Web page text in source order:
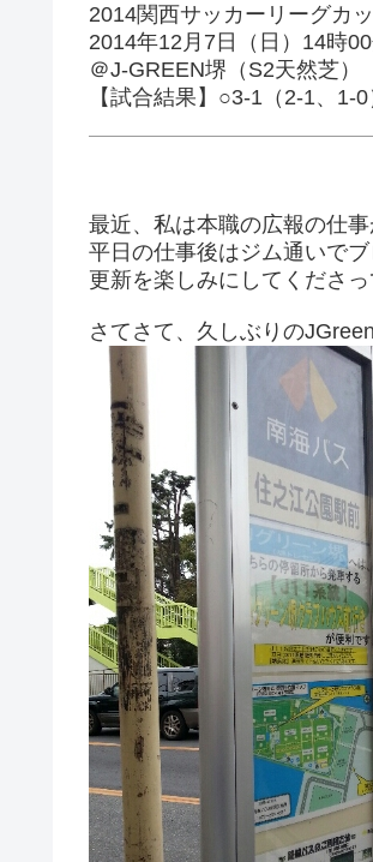
2014関西サッカーリーグカ
2014年12月7日（日）14時
＠J-GREEN堺（S2天然芝）
【試合結果】○3-1（2-1、1-0
最近、私は本職の広報の仕事
平日の仕事後はジム通いで
更新を楽しみにしてくださ
さてさて、久しぶりの